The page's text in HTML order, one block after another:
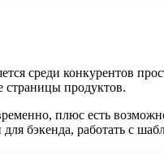
среди конкурентов
страницы продуктов.
плюс есть
бэкенда, работать с